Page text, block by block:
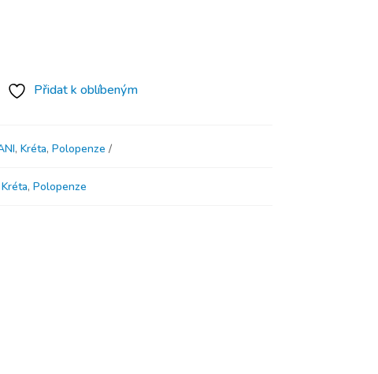
Přidat k oblíbeným
, Kréta, Polopenze
Kréta, Polopenze